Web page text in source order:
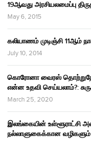
19ஆவது அரசியலமைப்பு
May 6, 2015
கலியாணம் முடிஞ்சி 11ஆம்
July 10, 2014
கொரோனா வைரஸ்
என்ன உதவி செய்யலாம்?:
March 25, 2020
இலங்கையின் உள்ளூராட்சி
நல்லாளுகைக்கான வழிகளும்